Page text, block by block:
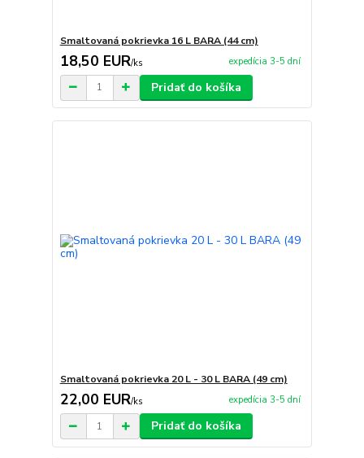
Smaltovaná pokrievka 16 L BARA (44 cm)
18,50 EUR/ks expedícia 3-5 dní
Pridať do košíka
Smaltovaná pokrievka 20 L - 30 L BARA (49 cm)
22,00 EUR/ks expedícia 3-5 dní
Pridať do košíka